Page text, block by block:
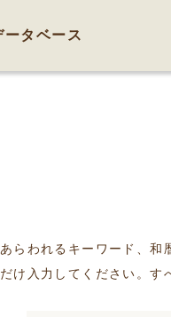
タベース
らわれるキーワード、
け入力してください。